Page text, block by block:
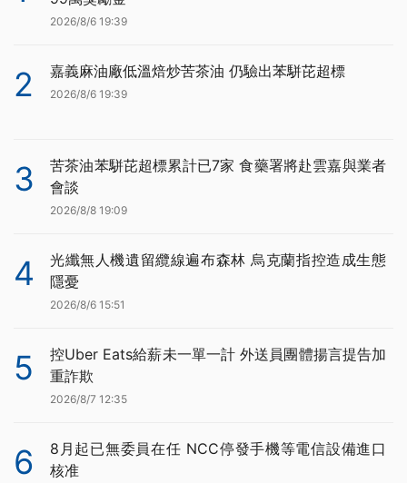
2026/8/6 19:39
2 嘉義麻油廠低溫焙炒苦茶油 仍驗出苯駢芘超標
2026/8/6 19:39
3
苦茶油苯駢芘超標累計已7家 食藥署將赴雲嘉與業者
會談
2026/8/8 19:09
4
光纖無人機遺留纜線遍布森林 烏克蘭指控造成生態
隱憂
2026/8/6 15:51
5
控Uber Eats給薪未一單一計 外送員團體揚言提告加
重詐欺
2026/8/7 12:35
6
8月起已無委員在任 NCC停發手機等電信設備進口
核准